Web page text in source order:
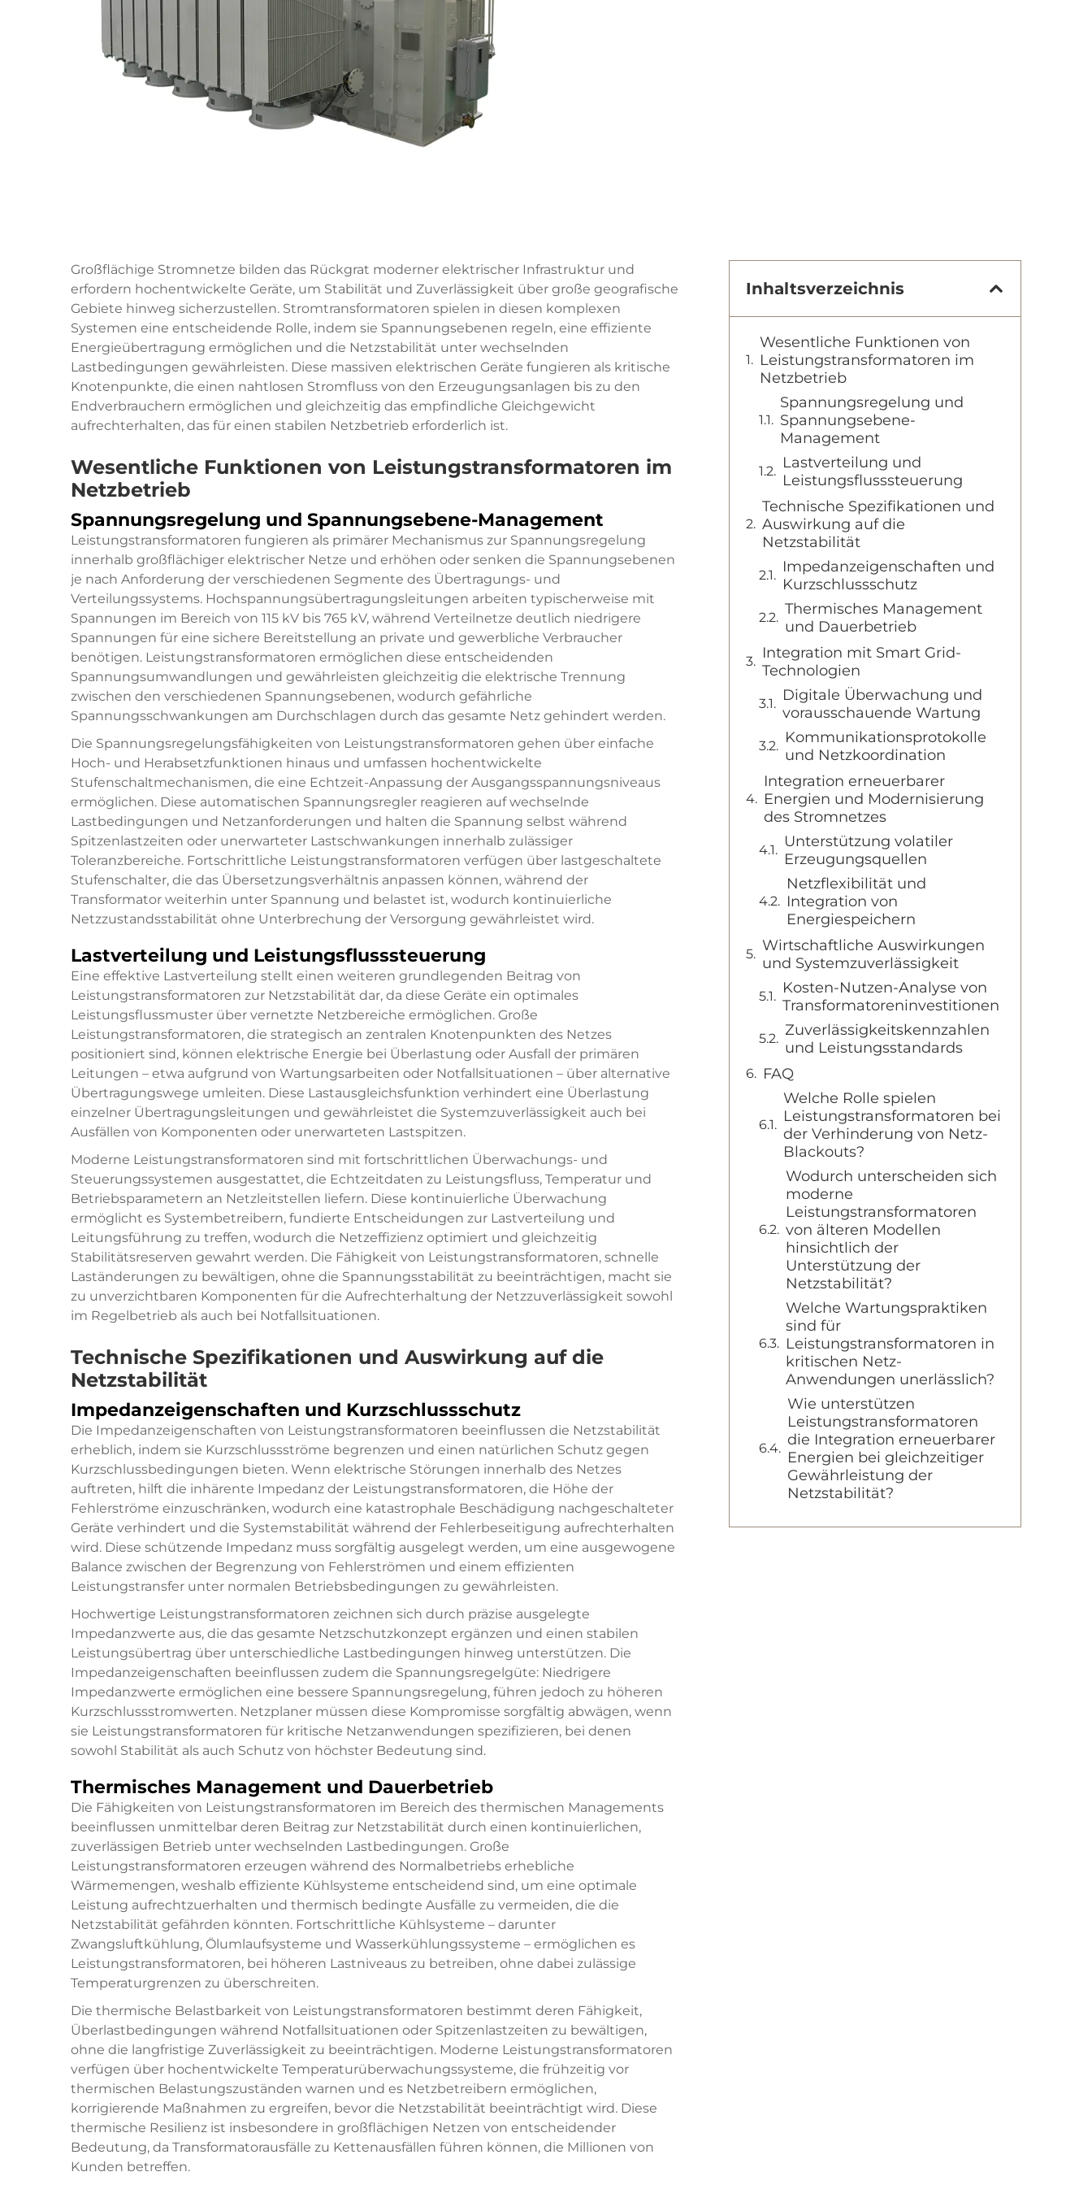
Großflächige Stromnetze bilden das Rückgrat moderner elektrischer Infrastruktur und
erfordern hochentwickelte Geräte, um Stabilität und Zuverlässigkeit über große geografische
Gebiete hinweg sicherzustellen. Stromtransformatoren spielen in diesen komplexen
Systemen eine entscheidende Rolle, indem sie Spannungsebenen regeln, eine effiziente
Energieübertragung ermöglichen und die Netzstabilität unter wechselnden
Lastbedingungen gewährleisten. Diese massiven elektrischen Geräte fungieren als kritische
Knotenpunkte, die einen nahtlosen Stromfluss von den Erzeugungsanlagen bis zu den
Endverbrauchern ermöglichen und gleichzeitig das empfindliche Gleichgewicht
aufrechterhalten, das für einen stabilen Netzbetrieb erforderlich ist.
Wesentliche Funktionen von Leistungstransformatoren im
Netzbetrieb
Spannungsregelung und Spannungsebene-Management
Leistungstransformatoren fungieren als primärer Mechanismus zur Spannungsregelung
innerhalb großflächiger elektrischer Netze und erhöhen oder senken die Spannungsebenen
je nach Anforderung der verschiedenen Segmente des Übertragungs- und
Verteilungssystems. Hochspannungsübertragungsleitungen arbeiten typischerweise mit
Spannungen im Bereich von 115 kV bis 765 kV, während Verteilnetze deutlich niedrigere
Spannungen für eine sichere Bereitstellung an private und gewerbliche Verbraucher
benötigen. Leistungstransformatoren ermöglichen diese entscheidenden
Spannungsumwandlungen und gewährleisten gleichzeitig die elektrische Trennung
zwischen den verschiedenen Spannungsebenen, wodurch gefährliche
Spannungsschwankungen am Durchschlagen durch das gesamte Netz gehindert werden.
Die Spannungsregelungsfähigkeiten von Leistungstransformatoren gehen über einfache
Hoch- und Herabsetzfunktionen hinaus und umfassen hochentwickelte
Stufenschaltmechanismen, die eine Echtzeit-Anpassung der Ausgangsspannungsniveaus
ermöglichen. Diese automatischen Spannungsregler reagieren auf wechselnde
Lastbedingungen und Netzanforderungen und halten die Spannung selbst während
Spitzenlastzeiten oder unerwarteter Lastschwankungen innerhalb zulässiger
Toleranzbereiche. Fortschrittliche Leistungstransformatoren verfügen über lastgeschaltete
Stufenschalter, die das Übersetzungsverhältnis anpassen können, während der
Transformator weiterhin unter Spannung und belastet ist, wodurch kontinuierliche
Netzzustandsstabilität ohne Unterbrechung der Versorgung gewährleistet wird.
Lastverteilung und Leistungsflusssteuerung
Eine effektive Lastverteilung stellt einen weiteren grundlegenden Beitrag von
Leistungstransformatoren zur Netzstabilität dar, da diese Geräte ein optimales
Leistungsflussmuster über vernetzte Netzbereiche ermöglichen. Große
Leistungstransformatoren, die strategisch an zentralen Knotenpunkten des Netzes
positioniert sind, können elektrische Energie bei Überlastung oder Ausfall der primären
Leitungen – etwa aufgrund von Wartungsarbeiten oder Notfallsituationen – über alternative
Übertragungswege umleiten. Diese Lastausgleichsfunktion verhindert eine Überlastung
einzelner Übertragungsleitungen und gewährleistet die Systemzuverlässigkeit auch bei
Ausfällen von Komponenten oder unerwarteten Lastspitzen.
Moderne Leistungstransformatoren sind mit fortschrittlichen Überwachungs- und
Steuerungssystemen ausgestattet, die Echtzeitdaten zu Leistungsfluss, Temperatur und
Betriebsparametern an Netzleitstellen liefern. Diese kontinuierliche Überwachung
ermöglicht es Systembetreibern, fundierte Entscheidungen zur Lastverteilung und
Leitungsführung zu treffen, wodurch die Netzeffizienz optimiert und gleichzeitig
Stabilitätsreserven gewahrt werden. Die Fähigkeit von Leistungstransformatoren, schnelle
Laständerungen zu bewältigen, ohne die Spannungsstabilität zu beeinträchtigen, macht sie
zu unverzichtbaren Komponenten für die Aufrechterhaltung der Netzzuverlässigkeit sowohl
im Regelbetrieb als auch bei Notfallsituationen.
Technische Spezifikationen und Auswirkung auf die
Netzstabilität
Impedanzeigenschaften und Kurzschlussschutz
Die Impedanzeigenschaften von Leistungstransformatoren beeinflussen die Netzstabilität
erheblich, indem sie Kurzschlussströme begrenzen und einen natürlichen Schutz gegen
Kurzschlussbedingungen bieten. Wenn elektrische Störungen innerhalb des Netzes
auftreten, hilft die inhärente Impedanz der Leistungstransformatoren, die Höhe der
Fehlerströme einzuschränken, wodurch eine katastrophale Beschädigung nachgeschalteter
Geräte verhindert und die Systemstabilität während der Fehlerbeseitigung aufrechterhalten
wird. Diese schützende Impedanz muss sorgfältig ausgelegt werden, um eine ausgewogene
Balance zwischen der Begrenzung von Fehlerströmen und einem effizienten
Leistungstransfer unter normalen Betriebsbedingungen zu gewährleisten.
Hochwertige Leistungstransformatoren zeichnen sich durch präzise ausgelegte
Impedanzwerte aus, die das gesamte Netzschutzkonzept ergänzen und einen stabilen
Leistungsübertrag über unterschiedliche Lastbedingungen hinweg unterstützen. Die
Impedanzeigenschaften beeinflussen zudem die Spannungsregelgüte: Niedrigere
Impedanzwerte ermöglichen eine bessere Spannungsregelung, führen jedoch zu höheren
Kurzschlussstromwerten. Netzplaner müssen diese Kompromisse sorgfältig abwägen, wenn
sie Leistungstransformatoren für kritische Netzanwendungen spezifizieren, bei denen
sowohl Stabilität als auch Schutz von höchster Bedeutung sind.
Thermisches Management und Dauerbetrieb
Die Fähigkeiten von Leistungstransformatoren im Bereich des thermischen Managements
beeinflussen unmittelbar deren Beitrag zur Netzstabilität durch einen kontinuierlichen,
zuverlässigen Betrieb unter wechselnden Lastbedingungen. Große
Leistungstransformatoren erzeugen während des Normalbetriebs erhebliche
Wärmemengen, weshalb effiziente Kühlsysteme entscheidend sind, um eine optimale
Leistung aufrechtzuerhalten und thermisch bedingte Ausfälle zu vermeiden, die die
Netzstabilität gefährden könnten. Fortschrittliche Kühlsysteme – darunter
Zwangsluftkühlung, Ölumlaufsysteme und Wasserkühlungssysteme – ermöglichen es
Leistungstransformatoren, bei höheren Lastniveaus zu betreiben, ohne dabei zulässige
Temperaturgrenzen zu überschreiten.
Die thermische Belastbarkeit von Leistungstransformatoren bestimmt deren Fähigkeit,
Überlastbedingungen während Notfallsituationen oder Spitzenlastzeiten zu bewältigen,
ohne die langfristige Zuverlässigkeit zu beeinträchtigen. Moderne Leistungstransformatoren
verfügen über hochentwickelte Temperaturüberwachungssysteme, die frühzeitig vor
thermischen Belastungszuständen warnen und es Netzbetreibern ermöglichen,
korrigierende Maßnahmen zu ergreifen, bevor die Netzstabilität beeinträchtigt wird. Diese
thermische Resilienz ist insbesondere in großflächigen Netzen von entscheidender
Bedeutung, da Transformatorausfälle zu Kettenausfällen führen können, die Millionen von
Kunden betreffen.
Inhaltsverzeichnis
Wesentliche Funktionen von
Leistungstransformatoren im
Netzbetrieb
Spannungsregelung und
Spannungsebene-
Management
Lastverteilung und
Leistungsflusssteuerung
Technische Spezifikationen und
Auswirkung auf die
Netzstabilität
Impedanzeigenschaften und
Kurzschlussschutz
Thermisches Management
und Dauerbetrieb
Integration mit Smart Grid-
Technologien
Digitale Überwachung und
vorausschauende Wartung
Kommunikationsprotokolle
und Netzkoordination
Integration erneuerbarer
Energien und Modernisierung
des Stromnetzes
Unterstützung volatiler
Erzeugungsquellen
Netzflexibilität und
Integration von
Energiespeichern
Wirtschaftliche Auswirkungen
und Systemzuverlässigkeit
Kosten-Nutzen-Analyse von
Transformatoreninvestitionen
Zuverlässigkeitskennzahlen
und Leistungsstandards
FAQ
Welche Rolle spielen
Leistungstransformatoren bei
der Verhinderung von Netz-
Blackouts?
Wodurch unterscheiden sich
moderne
Leistungstransformatoren
von älteren Modellen
hinsichtlich der
Unterstützung der
Netzstabilität?
Welche Wartungspraktiken
sind für
Leistungstransformatoren in
kritischen Netz-
Anwendungen unerlässlich?
Wie unterstützen
Leistungstransformatoren
die Integration erneuerbarer
Energien bei gleichzeitiger
Gewährleistung der
Netzstabilität?